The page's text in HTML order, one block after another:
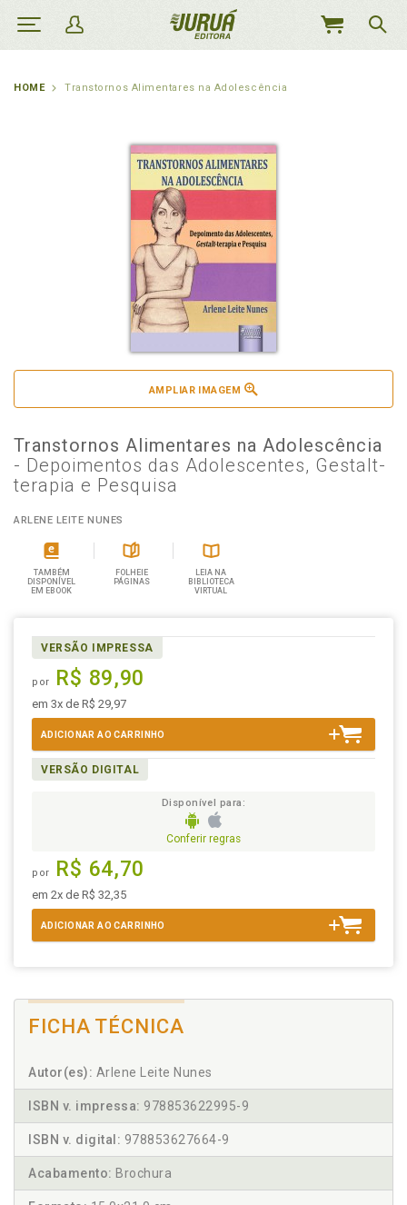
MEU
HOME Transtornos Alimentares na Adolescência
AMPLIAR IMAGEM
Transtornos Alimentares na Adolescência
- Depoimentos das Adolescentes, Gestalt-
terapia e Pesquisa
ARLENE LEITE NUNES
TAMBÉM
DISPONÍVEL
EM EBOOK
FOLHEIE
PÁGINAS
LEIA NA
BIBLIOTECA
VIRTUAL
VERSÃO IMPRESSA
por R$ 89,90
em 3x de R$ 29,97
ADICIONAR AO CARRINHO
VERSÃO DIGITAL
Disponível para:
Conferir regras
por R$ 64,70
em 2x de R$ 32,35
ADICIONAR AO CARRINHO
FICHA TÉCNICA
Autor(es): Arlene Leite Nunes
ISBN v. impressa: 978853622995-9
ISBN v. digital: 978853627664-9
Acabamento: Brochura